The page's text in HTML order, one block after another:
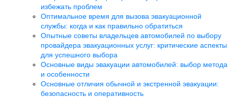
избежать проблем
Оптимальное время для вызова эвакуационной
службы: когда и как правильно обратиться
Опытные советы владельцев автомобилей по выбору
провайдера эвакуационных услуг: критические аспекты
для успешного выбора
Основные виды эвакуации автомобилей: выбор метода
и особенности
Основные отличия обычной и экстренной эвакуации:
безопасность и оперативность